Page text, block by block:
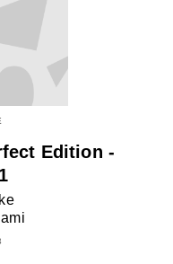
Edition -